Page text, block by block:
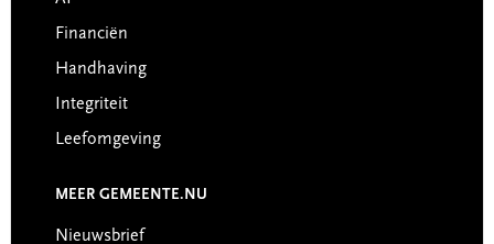
Financiën
Handhaving
Integriteit
Leefomgeving
MEER GEMEENTE.NU
Nieuwsbrief